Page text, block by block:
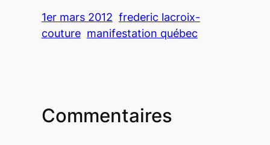
1er mars 2012 frederic lacroix-
couture manifestation québec
Commentaires